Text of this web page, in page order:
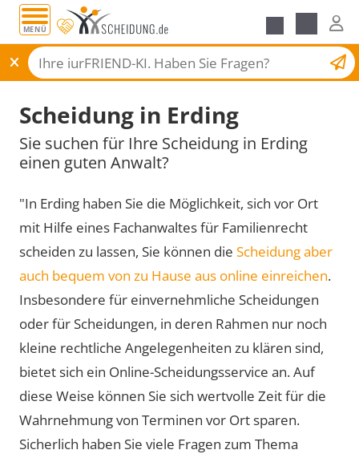
MENÜ
Scheidungsantrag
Scheidung in Erding
Sie suchen für Ihre Scheidung in Erding
einen guten Anwalt?
"In Erding haben Sie die Möglichkeit, sich vor Ort
mit Hilfe eines Fachanwaltes für Familienrecht
scheiden zu lassen, Sie können die Scheidung aber
auch bequem von zu Hause aus online einreichen.
Insbesondere für einvernehmliche Scheidungen
oder für Scheidungen, in deren Rahmen nur noch
kleine rechtliche Angelegenheiten zu klären sind,
bietet sich ein Online-Scheidungsservice an. Auf
diese Weise können Sie sich wertvolle Zeit für die
Wahrnehmung von Terminen vor Ort sparen.
Sicherlich haben Sie viele Fragen zum Thema